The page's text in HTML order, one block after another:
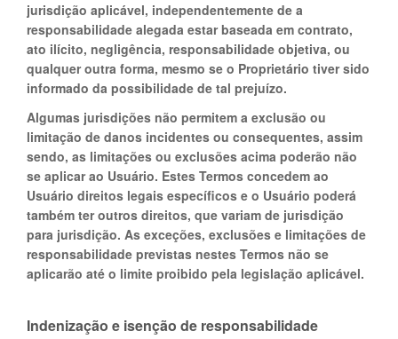
jurisdição aplicável, independentemente de a
responsabilidade alegada estar baseada em contrato,
ato ilícito, negligência, responsabilidade objetiva, ou
qualquer outra forma, mesmo se o Proprietário tiver sido
informado da possibilidade de tal prejuízo.
Algumas jurisdições não permitem a exclusão ou
limitação de danos incidentes ou consequentes, assim
sendo, as limitações ou exclusões acima poderão não
se aplicar ao Usuário. Estes Termos concedem ao
Usuário direitos legais específicos e o Usuário poderá
também ter outros direitos, que variam de jurisdição
para jurisdição. As exceções, exclusões e limitações de
responsabilidade previstas nestes Termos não se
aplicarão até o limite proibido pela legislação aplicável.
Indenização e isenção de responsabilidade